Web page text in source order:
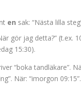
en sak: “Nästa lilla
gör jag detta?” (t.ex.
15:30).
“boka tandläkare”.
När: “imorgon